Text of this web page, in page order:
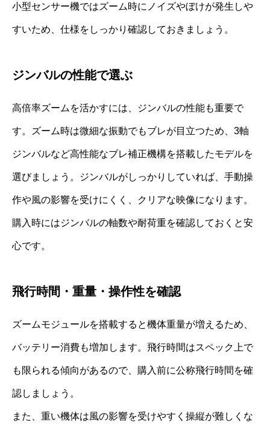
小型センサー機ではズーム時にノイズやぼけが発生しや
すいため、仕様をしっかり確認しておきましょう。
ジンバルの性能で選ぶ
高倍率ズームを活かすには、ジンバルの性能も重要で
す。ズーム時は微細な振動でもブレが目立つため、3軸
ジンバルなど高性能なブレ補正機構を搭載したモデルを
選びましょう。ジンバルがしっかりしていれば、手動操
作や風の影響を受けにくく、クリアな映像になります。
購入時にはジンバルの軸数や耐荷重を確認しておくと安
心です。
飛行時間・重量・操作性を確認
ズームモジュールを搭載すると機体重量が増えるため、
バッテリー消費も増加します。飛行時間はスペック上で
も限られる傾向があるので、購入前に公称飛行時間を確
認しましょう。
また、重い機体は風の影響を受けやすく操縦が難しくな